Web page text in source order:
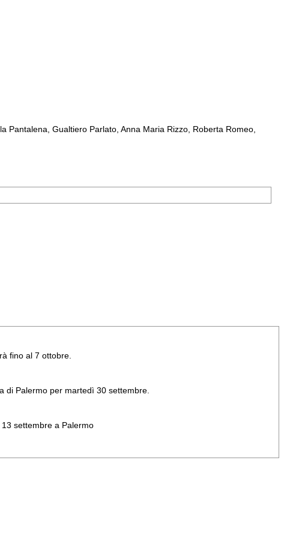
Gualtiero Parlato, Anna Maria Rizzo, Roberta Romeo,
fino al 7 ottobre.
di Palermo per martedì 30 settembre.
settembre a Palermo